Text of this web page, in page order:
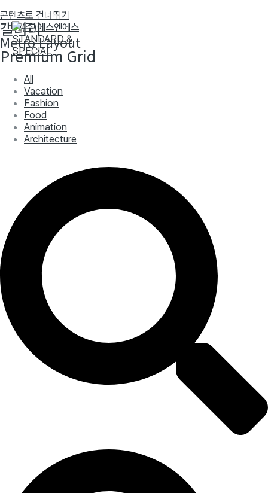
콘텐츠로 건너뛰기
갤러리
Metro Layout
Premium Grid
All
Vacation
Fashion
Food
Animation
Architecture